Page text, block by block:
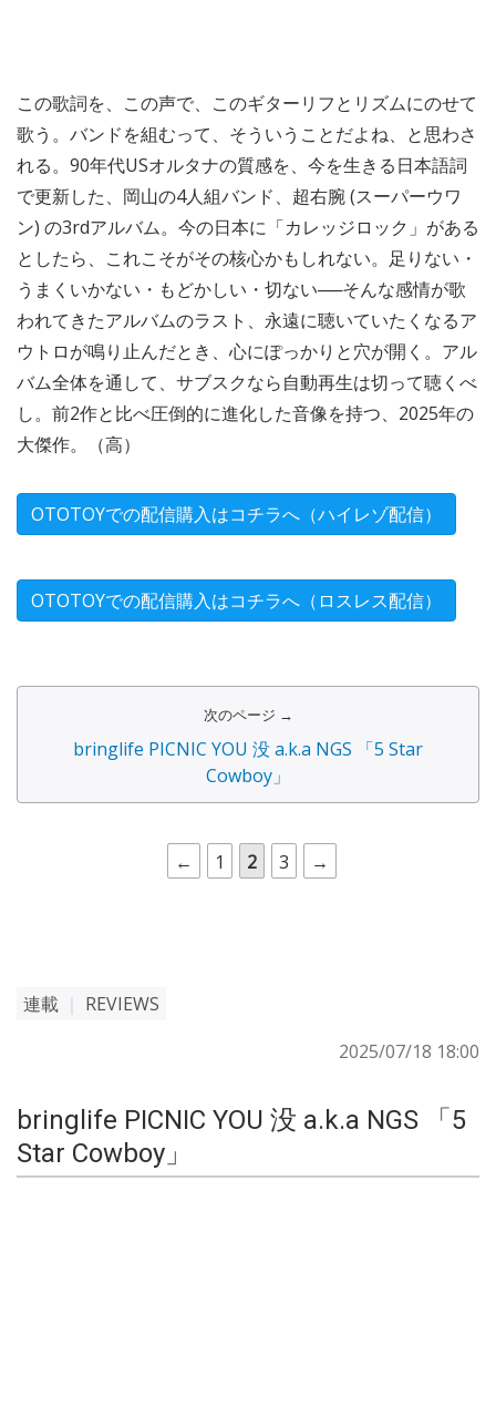
この歌詞を、この声で、このギターリフとリズムにのせて
歌う。バンドを組むって、そういうことだよね、と思わさ
れる。90年代USオルタナの質感を、今を生きる日本語詞
で更新した、岡山の4人組バンド、超右腕 (スーパーウワ
ン) の3rdアルバム。今の日本に「カレッジロック」がある
としたら、これこそがその核心かもしれない。足りない・
うまくいかない・もどかしい・切ない──そんな感情が歌
われてきたアルバムのラスト、永遠に聴いていたくなるア
ウトロが鳴り止んだとき、心にぽっかりと穴が開く。アル
バム全体を通して、サブスクなら自動再生は切って聴くべ
し。前2作と比べ圧倒的に進化した音像を持つ、2025年の
大傑作。（高）
OTOTOYでの配信購入はコチラへ（ハイレゾ配信）
OTOTOYでの配信購入はコチラへ（ロスレス配信）
次のページ →
bringlife PICNIC YOU 没 a.k.a NGS 「5 Star
Cowboy」
← 1 2 3 →
連載
REVIEWS
2025/07/18 18:00
bringlife PICNIC YOU 没 a.k.a NGS 「5
Star Cowboy」